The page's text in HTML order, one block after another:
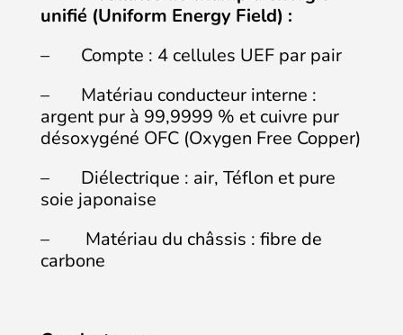
unifié (Uniform Energy Field) :
– Compte : 4 cellules UEF par pair
– Matériau conducteur interne :
argent pur à 99,9999 % et cuivre pur
désoxygéné OFC (Oxygen Free Copper)
– Diélectrique : air, Téflon et pure
soie japonaise
– Matériau du châssis : fibre de
carbone